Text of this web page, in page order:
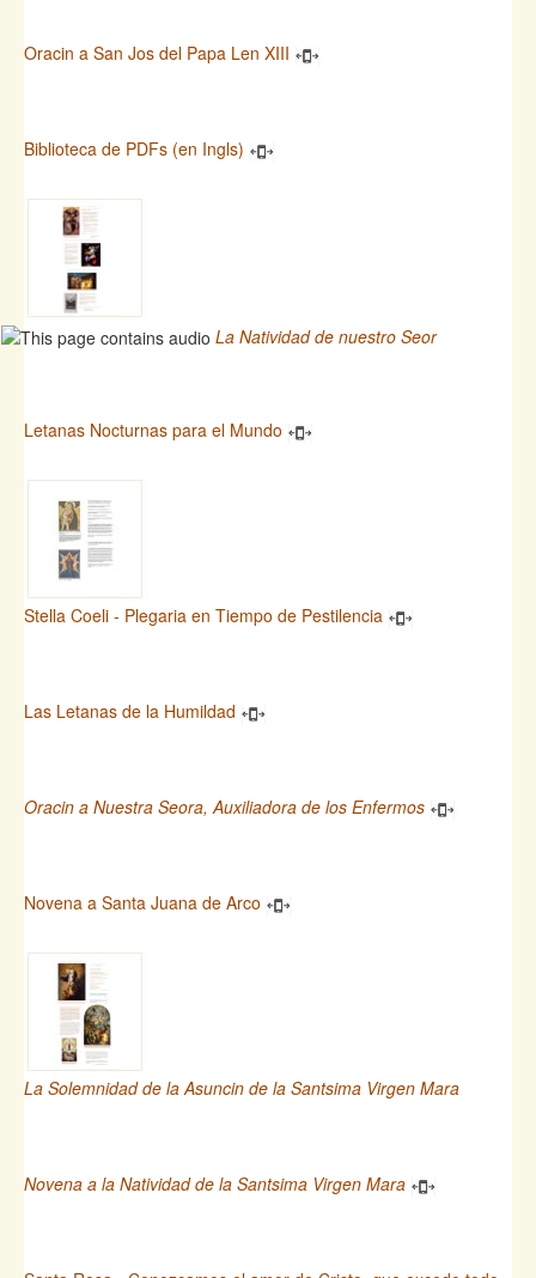
Oracin a San Jos del Papa Len XIII
Biblioteca de PDFs (en Ingls)
La Natividad de nuestro Seor
Letanas Nocturnas para el Mundo
Stella Coeli - Plegaria en Tiempo de Pestilencia
Las Letanas de la Humildad
Oracin a Nuestra Seora, Auxiliadora de los Enfermos
Novena a Santa Juana de Arco
La Solemnidad de la Asuncin de la Santsima Virgen Mara
Novena a la Natividad de la Santsima Virgen Mara